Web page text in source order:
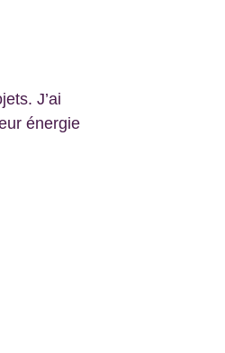
J’ai
énergie